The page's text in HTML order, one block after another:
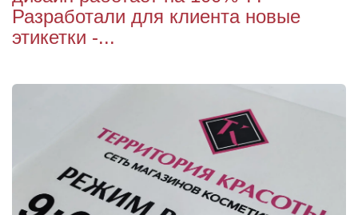
Разработали для клиента новые
этикетки -...